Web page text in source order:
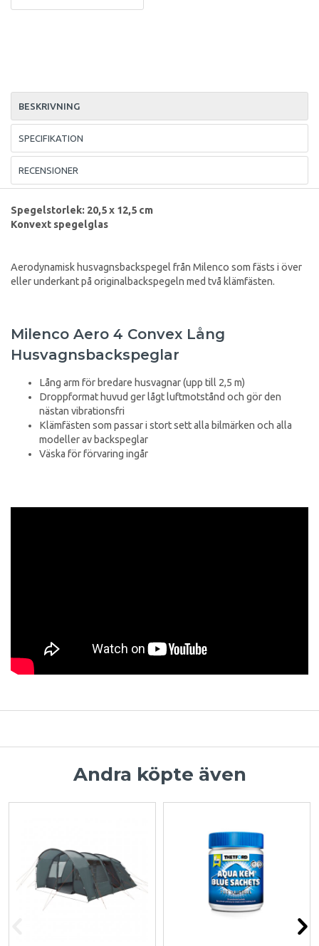
BESKRIVNING
SPECIFIKATION
RECENSIONER
Spegelstorlek: 20,5 x 12,5 cm
Konvext spegelglas
Aerodynamisk husvagnsbackspegel från Milenco som fästs i över
eller underkant på originalbackspegeln med två klämfästen.
Milenco Aero 4 Convex Lång
Husvagnsbackspeglar
Lång arm för bredare husvagnar (upp till 2,5 m)
Droppformat huvud ger lågt luftmotstånd och gör den
nästan vibrationsfri
Klämfästen som passar i stort sett alla bilmärken och alla
modeller av backspeglar
Väska för förvaring ingår
Andra köpte även